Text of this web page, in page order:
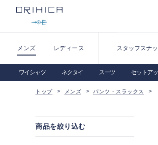
メンズ レディース スタッフスナ
ワイシャツ ネクタイ スーツ セットア
トップ メンズ パンツ・スラックス
商品を絞り込む